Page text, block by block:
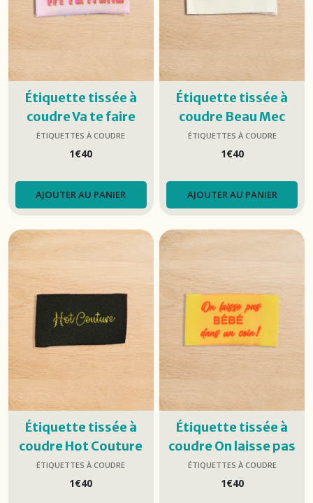
Étiquette tissée à
coudre Va te faire
coudre
ÉTIQUETTES À COUDRE
1€40
AJOUTER AU PANIER
Étiquette tissée à
coudre Beau Mec
ÉTIQUETTES À COUDRE
1€40
AJOUTER AU PANIER
Étiquette tissée à
coudre Hot Couture
ÉTIQUETTES À COUDRE
1€40
Étiquette tissée à
coudre On laisse pas
bébé...
ÉTIQUETTES À COUDRE
1€40